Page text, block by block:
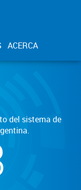
ACERCA
del sistema de